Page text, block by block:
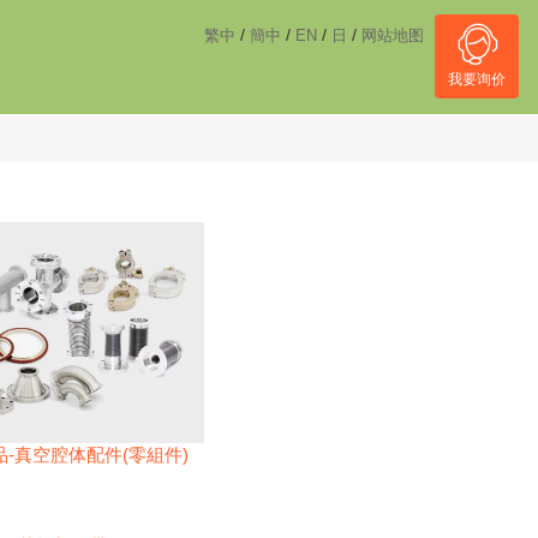
繁中 / 簡中 / EN / 日 / 网站地图
我要询价
-真空腔体配件(零組件)